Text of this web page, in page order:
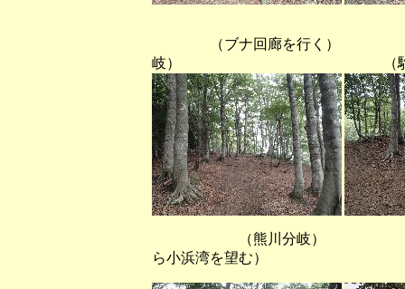
（ブナ回廊を行く）
岐） （駒ヶ
（熊川分岐） （若
ら小浜湾を望む）